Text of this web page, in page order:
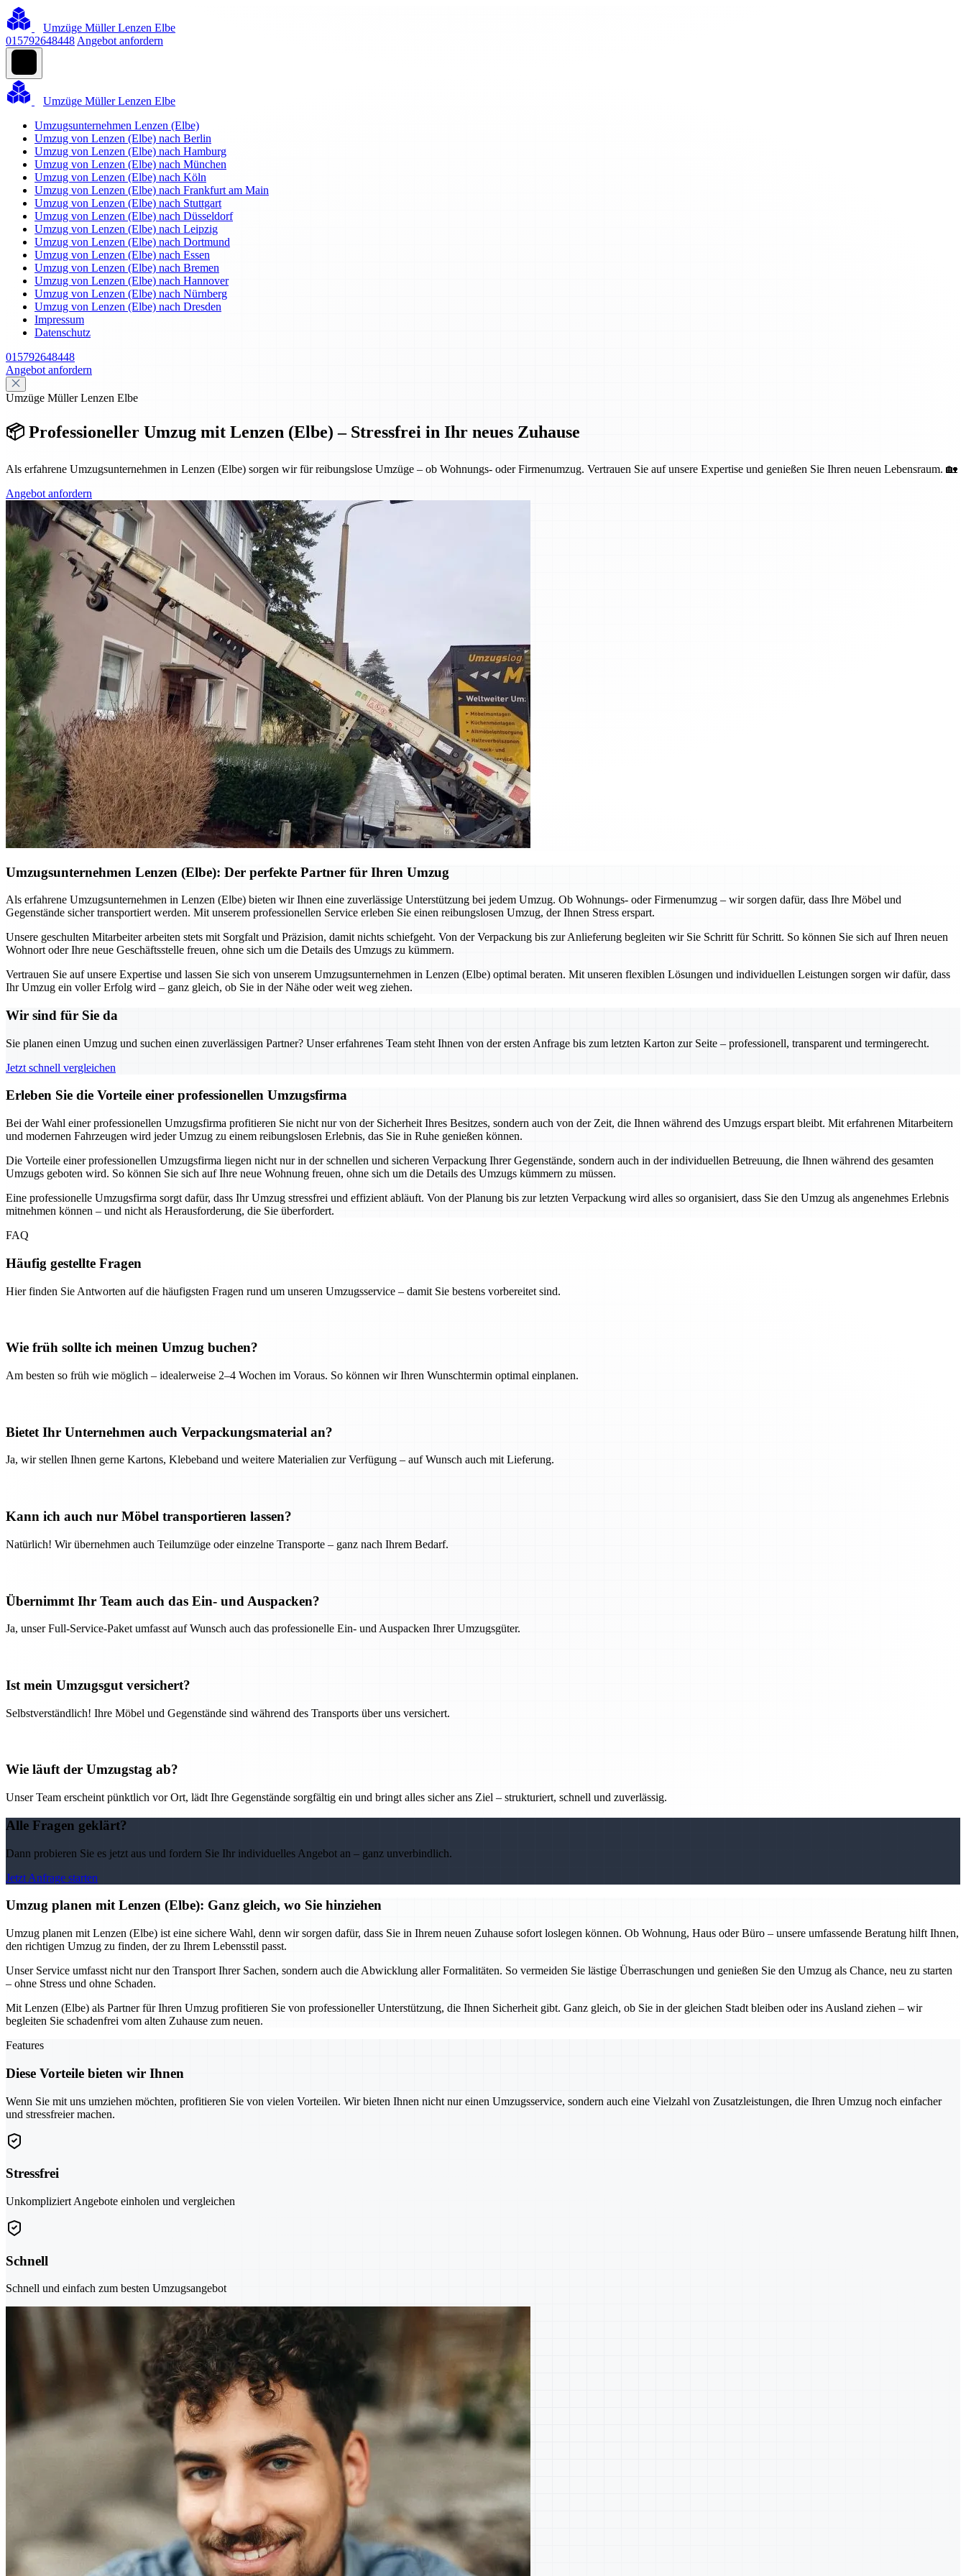
Umzüge Müller Lenzen Elbe
015792648448 Angebot anfordern
Umzüge Müller Lenzen Elbe
Umzugsunternehmen Lenzen (Elbe)
Umzug von Lenzen (Elbe) nach Berlin
Umzug von Lenzen (Elbe) nach Hamburg
Umzug von Lenzen (Elbe) nach München
Umzug von Lenzen (Elbe) nach Köln
Umzug von Lenzen (Elbe) nach Frankfurt am Main
Umzug von Lenzen (Elbe) nach Stuttgart
Umzug von Lenzen (Elbe) nach Düsseldorf
Umzug von Lenzen (Elbe) nach Leipzig
Umzug von Lenzen (Elbe) nach Dortmund
Umzug von Lenzen (Elbe) nach Essen
Umzug von Lenzen (Elbe) nach Bremen
Umzug von Lenzen (Elbe) nach Hannover
Umzug von Lenzen (Elbe) nach Nürnberg
Umzug von Lenzen (Elbe) nach Dresden
Impressum
Datenschutz
015792648448
Angebot anfordern
Umzüge Müller Lenzen Elbe
📦 Professioneller Umzug mit Lenzen (Elbe) – Stressfrei in Ihr neues Zuhause
Als erfahrene Umzugsunternehmen in Lenzen (Elbe) sorgen wir für reibungslose Umzüge – ob Wohnungs- oder Firmenumzug. Vertrauen Sie auf unsere Expertise und genießen Sie Ihren neuen Lebensraum. 🏡
Angebot anfordern
Umzugsunternehmen Lenzen (Elbe): Der perfekte Partner für Ihren Umzug
Als erfahrene Umzugsunternehmen in Lenzen (Elbe) bieten wir Ihnen eine zuverlässige Unterstützung bei jedem Umzug. Ob Wohnungs- oder Firmenumzug – wir sorgen dafür, dass Ihre Möbel und
Gegenstände sicher transportiert werden. Mit unserem professionellen Service erleben Sie einen reibungslosen Umzug, der Ihnen Stress erspart.
Unsere geschulten Mitarbeiter arbeiten stets mit Sorgfalt und Präzision, damit nichts schiefgeht. Von der Verpackung bis zur Anlieferung begleiten wir Sie Schritt für Schritt. So können Sie sich auf Ihren neuen
Wohnort oder Ihre neue Geschäftsstelle freuen, ohne sich um die Details des Umzugs zu kümmern.
Vertrauen Sie auf unsere Expertise und lassen Sie sich von unserem Umzugsunternehmen in Lenzen (Elbe) optimal beraten. Mit unseren flexiblen Lösungen und individuellen Leistungen sorgen wir dafür, dass
Ihr Umzug ein voller Erfolg wird – ganz gleich, ob Sie in der Nähe oder weit weg ziehen.
Wir sind für Sie da
Sie planen einen Umzug und suchen einen zuverlässigen Partner? Unser erfahrenes Team steht Ihnen von der ersten Anfrage bis zum letzten Karton zur Seite – professionell, transparent und termingerecht.
Jetzt schnell vergleichen
Erleben Sie die Vorteile einer professionellen Umzugsfirma
Bei der Wahl einer professionellen Umzugsfirma profitieren Sie nicht nur von der Sicherheit Ihres Besitzes, sondern auch von der Zeit, die Ihnen während des Umzugs erspart bleibt. Mit erfahrenen Mitarbeitern
und modernen Fahrzeugen wird jeder Umzug zu einem reibungslosen Erlebnis, das Sie in Ruhe genießen können.
Die Vorteile einer professionellen Umzugsfirma liegen nicht nur in der schnellen und sicheren Verpackung Ihrer Gegenstände, sondern auch in der individuellen Betreuung, die Ihnen während des gesamten
Umzugs geboten wird. So können Sie sich auf Ihre neue Wohnung freuen, ohne sich um die Details des Umzugs kümmern zu müssen.
Eine professionelle Umzugsfirma sorgt dafür, dass Ihr Umzug stressfrei und effizient abläuft. Von der Planung bis zur letzten Verpackung wird alles so organisiert, dass Sie den Umzug als angenehmes Erlebnis
mitnehmen können – und nicht als Herausforderung, die Sie überfordert.
FAQ
Häufig gestellte Fragen
Hier finden Sie Antworten auf die häufigsten Fragen rund um unseren Umzugsservice – damit Sie bestens vorbereitet sind.
Wie früh sollte ich meinen Umzug buchen?
Am besten so früh wie möglich – idealerweise 2–4 Wochen im Voraus. So können wir Ihren Wunschtermin optimal einplanen.
Bietet Ihr Unternehmen auch Verpackungsmaterial an?
Ja, wir stellen Ihnen gerne Kartons, Klebeband und weitere Materialien zur Verfügung – auf Wunsch auch mit Lieferung.
Kann ich auch nur Möbel transportieren lassen?
Natürlich! Wir übernehmen auch Teilumzüge oder einzelne Transporte – ganz nach Ihrem Bedarf.
Übernimmt Ihr Team auch das Ein- und Auspacken?
Ja, unser Full-Service-Paket umfasst auf Wunsch auch das professionelle Ein- und Auspacken Ihrer Umzugsgüter.
Ist mein Umzugsgut versichert?
Selbstverständlich! Ihre Möbel und Gegenstände sind während des Transports über uns versichert.
Wie läuft der Umzugstag ab?
Unser Team erscheint pünktlich vor Ort, lädt Ihre Gegenstände sorgfältig ein und bringt alles sicher ans Ziel – strukturiert, schnell und zuverlässig.
Alle Fragen geklärt?
Dann probieren Sie es jetzt aus und fordern Sie Ihr individuelles Angebot an – ganz unverbindlich.
Jetzt Anfrage starten
Umzug planen mit Lenzen (Elbe): Ganz gleich, wo Sie hinziehen
Umzug planen mit Lenzen (Elbe) ist eine sichere Wahl, denn wir sorgen dafür, dass Sie in Ihrem neuen Zuhause sofort loslegen können. Ob Wohnung, Haus oder Büro – unsere umfassende Beratung hilft Ihnen,
den richtigen Umzug zu finden, der zu Ihrem Lebensstil passt.
Unser Service umfasst nicht nur den Transport Ihrer Sachen, sondern auch die Abwicklung aller Formalitäten. So vermeiden Sie lästige Überraschungen und genießen Sie den Umzug als Chance, neu zu starten
– ohne Stress und ohne Schaden.
Mit Lenzen (Elbe) als Partner für Ihren Umzug profitieren Sie von professioneller Unterstützung, die Ihnen Sicherheit gibt. Ganz gleich, ob Sie in der gleichen Stadt bleiben oder ins Ausland ziehen – wir
begleiten Sie schadenfrei vom alten Zuhause zum neuen.
Features
Diese Vorteile bieten wir Ihnen
Wenn Sie mit uns umziehen möchten, profitieren Sie von vielen Vorteilen. Wir bieten Ihnen nicht nur einen Umzugsservice, sondern auch eine Vielzahl von Zusatzleistungen, die Ihren Umzug noch einfacher
und stressfreier machen.
Stressfrei
Unkompliziert Angebote einholen und vergleichen
Schnell
Schnell und einfach zum besten Umzugsangebot